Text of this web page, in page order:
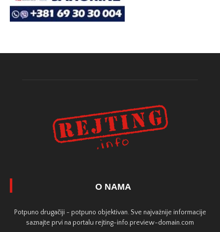
O NAMA
Potpuno drugačiji - potpuno objektivan. Sve najvažnije informacije
saznajte prvi na portalu rejting-info.preview-domain.com